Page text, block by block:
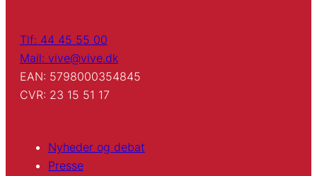
Tlf: 44 45 55 00
Mail: vive@vive.dk
EAN: 5798000354845
CVR: 23 15 51 17
Nyheder og debat
Presse